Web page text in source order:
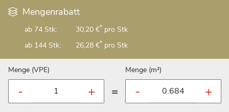
Mengenrabatt
ab 74 Stk: 30,20 €* pro Stk
ab 144 Stk:
26,28 €* pro Stk
Menge (VPE)
=
Menge (m²)